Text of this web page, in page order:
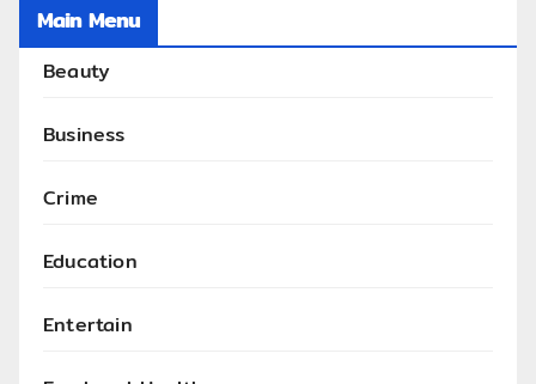
Main Menu
Beauty
Business
Crime
Education
Entertain